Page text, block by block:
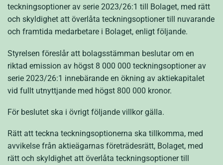
teckningsoptioner av serie 2023/26:1 till Bolaget, med rätt
och skyldighet att överlåta teckningsoptioner till nuvarande
och framtida medarbetare i Bolaget, enligt följande.
Styrelsen föreslår att bolagsstämman beslutar om en
riktad emission av högst 8 000 000 teckningsoptioner av
serie 2023/26:1 innebärande en ökning av aktiekapitalet
vid fullt utnyttjande med högst 800 000 kronor.
För beslutet ska i övrigt följande villkor gälla.
Rätt att teckna teckningsoptionerna ska tillkomma, med
avvikelse från aktieägarnas företrädesrätt, Bolaget, med
rätt och skyldighet att överlåta teckningsoptioner till